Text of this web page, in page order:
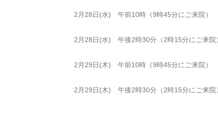
2月28日(水) 午前10時（9時45分にご来院）
2月28日(水) 午後2時30分（2時15分にご来院
2月29日(木) 午前10時（9時45分にご来院）
2月29日(木) 午後2時30分（2時15分にご来院